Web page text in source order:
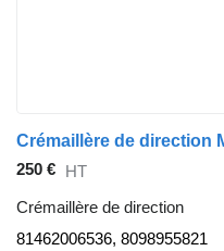
250 € HT
Crémaillère de direction
81462006536, 8098955821